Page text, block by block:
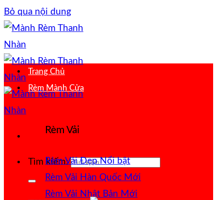
Bỏ qua nội dung
Tìm kiếm:
Trang Chủ
Rèm Mành Cửa
Rèm Vải
Rèm Vải Đẹp
Rèm Vải Hàn Quốc
Rèm Vải Nhật Bản